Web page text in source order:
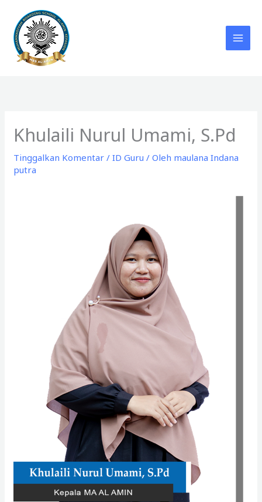
konten
Khulaili Nurul Umami, S.Pd
Tinggalkan Komentar /ID Guru / Oleh maulana Indana
putra